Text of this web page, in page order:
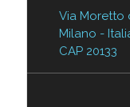
Via Moretto
Milano -
CAP 20133